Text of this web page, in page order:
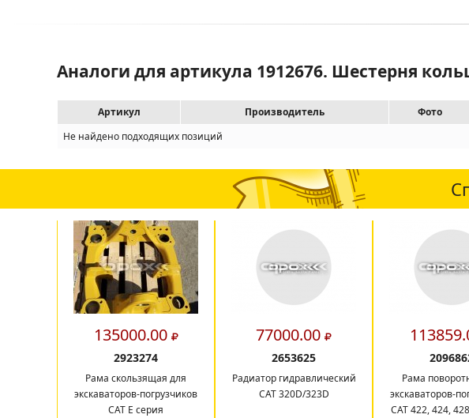
Аналоги для артикула 1912676. Шестерня
Артикул Производитель Фото
Не найдено подходящих позиций
135000.00
2923274
Рама скользящая для
экскаваторов-погрузчиков
CAT E серия
77000.00
2653625
Радиатор гидравлический
CAT 320D/323D
Рама
экскаваторов-
CAT 422, 424,